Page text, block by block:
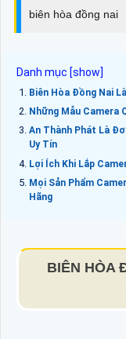
biên hòa đồng nai
Biên Hòa Đồng Nai
Những Mẫu Camera
An Thành Phát Là
Uy Tín
Lợi Ích Khi Lắp
Mọi Sản Phẩm
Hãng
BIÊN HÒA